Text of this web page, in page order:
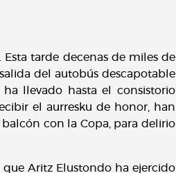
tarde decenas de miles de
del autobús descapotable
llevado hasta el consistorio
el aurresku de honor, han
con la Copa, para delirio
que Aritz Elustondo ha ejercido